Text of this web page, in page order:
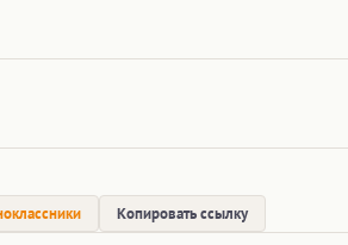
Копировать ссылку